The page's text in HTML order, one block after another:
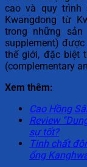
cao và quy trình
Kwangdong từ
trong những sản
supplement)
thế giới, đặc biệt
(complementary
Xem thêm:
Cao Hồng
Review
sự tốt?
Tinh chất
ống